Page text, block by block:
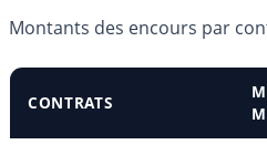
Montants des encours par
CONTRATS